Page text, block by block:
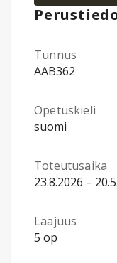
Tunnus
AAB362
Opetuskieli
suomi
Toteutusaika
23.8.2026 –
Laajuus
5 op